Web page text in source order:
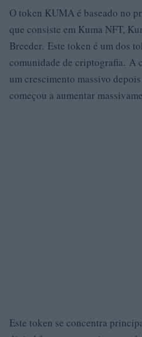
O token KUMA é baseado no
que consiste em Kuma NFT,
Breeder. Este token é um dos
comunidade de criptografia. A
um crescimento massivo
começou a aumentar
Este token se concentra